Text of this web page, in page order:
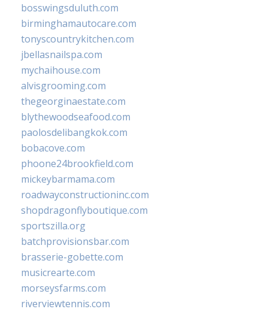
bosswingsduluth.com
birminghamautocare.com
tonyscountrykitchen.com
jbellasnailspa.com
mychaihouse.com
alvisgrooming.com
thegeorginaestate.com
blythewoodseafood.com
paolosdelibangkok.com
bobacove.com
phoone24brookfield.com
mickeybarmama.com
roadwayconstructioninc.com
shopdragonflyboutique.com
sportszilla.org
batchprovisionsbar.com
brasserie-gobette.com
musicrearte.com
morseysfarms.com
riverviewtennis.com